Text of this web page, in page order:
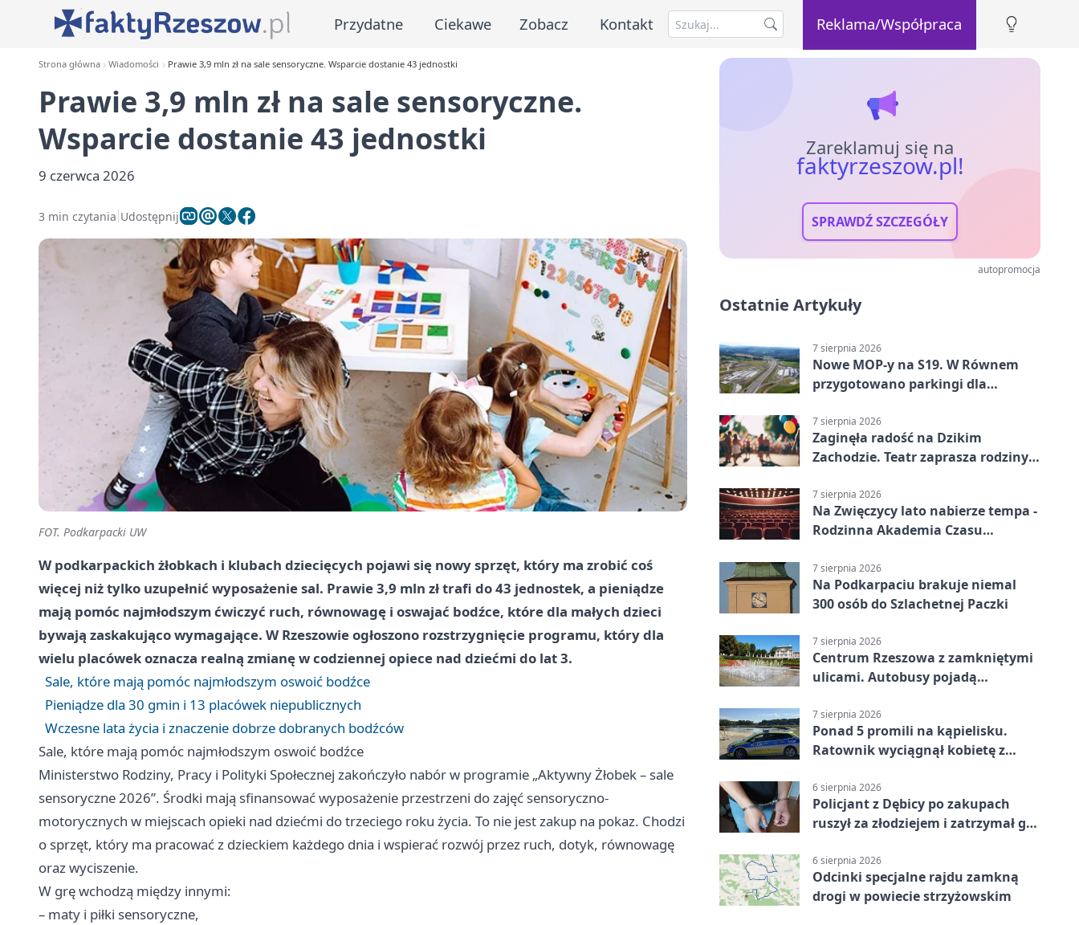
Przydatne Ciekawe Zobacz Kontakt Reklama/Współpraca
Strona główna Wiadomości Prawie 3,9 mln zł na sale sensoryczne. Wsparcie dostanie 43 jednostki
Prawie 3,9 mln zł na sale sensoryczne.
Wsparcie dostanie 43 jednostki
9 czerwca 2026
3 min czytania Udostępnij
FOT. Podkarpacki UW
W podkarpackich żłobkach i klubach dziecięcych pojawi się nowy sprzęt, który ma zrobić coś
więcej niż tylko uzupełnić wyposażenie sal. Prawie 3,9 mln zł trafi do 43 jednostek, a pieniądze
mają pomóc najmłodszym ćwiczyć ruch, równowagę i oswajać bodźce, które dla małych dzieci
bywają zaskakująco wymagające. W Rzeszowie ogłoszono rozstrzygnięcie programu, który dla
wielu placówek oznacza realną zmianę w codziennej opiece nad dziećmi do lat 3.
Sale, które mają pomóc najmłodszym oswoić bodźce
Pieniądze dla 30 gmin i 13 placówek niepublicznych
Wczesne lata życia i znaczenie dobrze dobranych bodźców
Sale, które mają pomóc najmłodszym oswoić bodźce
Ministerstwo Rodziny, Pracy i Polityki Społecznej zakończyło nabór w programie „Aktywny Żłobek – sale
sensoryczne 2026”. Środki mają sfinansować wyposażenie przestrzeni do zajęć sensoryczno-
motorycznych w miejscach opieki nad dziećmi do trzeciego roku życia. To nie jest zakup na pokaz. Chodzi
o sprzęt, który ma pracować z dzieckiem każdego dnia i wspierać rozwój przez ruch, dotyk, równowagę
oraz wyciszenie.
W grę wchodzą między innymi:
– maty i piłki sensoryczne,
Zareklamuj się na
faktyrzeszow.pl!
SPRAWDŹ SZCZEGÓŁY
autopromocja
Ostatnie Artykuły
7 sierpnia 2026
Nowe MOP-y na S19. W Równem
przygotowano parkingi dla
7 sierpnia 2026
Zaginęła radość na Dzikim
Zachodzie. Teatr zaprasza rodziny
7 sierpnia 2026
Na Zwięczycy lato nabierze tempa -
Rodzinna Akademia Czasu
7 sierpnia 2026
Na Podkarpaciu brakuje niemal
300 osób do Szlachetnej Paczki
7 sierpnia 2026
Centrum Rzeszowa z zamkniętymi
ulicami. Autobusy pojadą
7 sierpnia 2026
Ponad 5 promili na kąpielisku.
Ratownik wyciągnął kobietę z
6 sierpnia 2026
Policjant z Dębicy po zakupach
ruszył za złodziejem i zatrzymał go
6 sierpnia 2026
Odcinki specjalne rajdu zamkną
drogi w powiecie strzyżowskim